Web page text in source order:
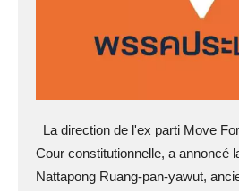
La direction de l'ex parti Move
Cour constitutionnelle, a annoncé
Nattapong Ruang-pan-yawut,